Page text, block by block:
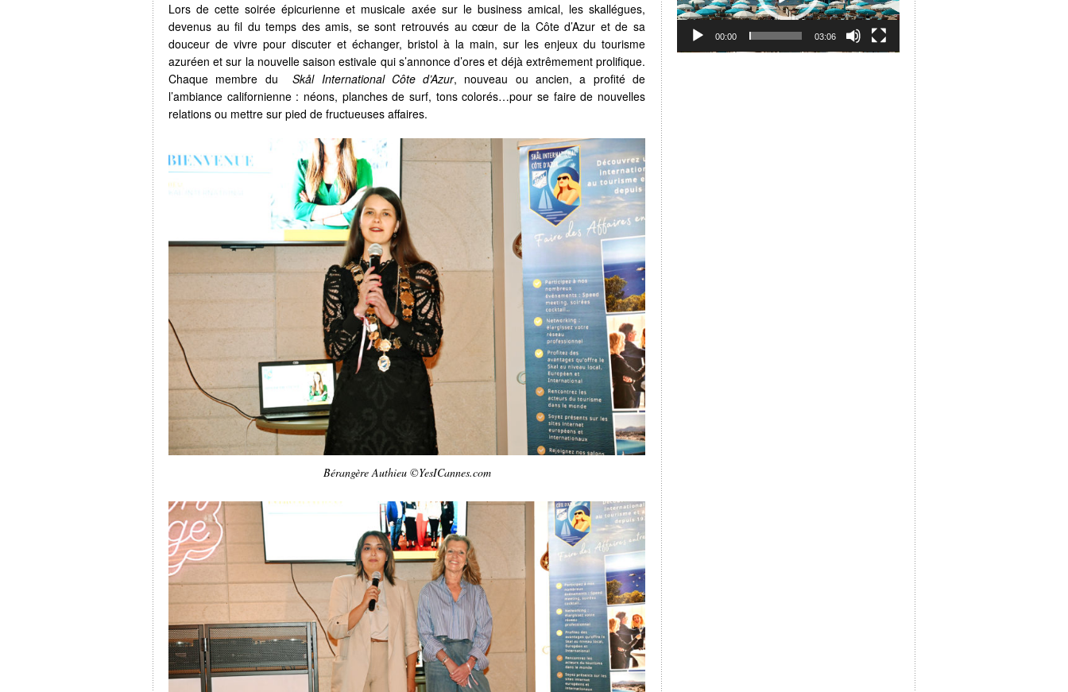
Lors de cette soirée épicurienne et musicale axée sur le business amical, les skallégues,
devenus au fil du temps des amis, se sont retrouvés au cœur de la Côte d’Azur et de sa
douceur de vivre pour discuter et échanger, bristol à la main, sur les enjeux du tourisme
azuréen et sur la nouvelle saison estivale qui s’annonce d’ores et déjà extrêmement prolifique.
Chaque membre duSkål International Côte d’Azur, nouveau ou ancien, a profité de
l’ambiance californienne : néons, planches de surf, tons colorés…pour se faire de nouvelles
relations ou mettre sur pied de fructueuses affaires.
Bérangère Authieu ©YesICannes.com
00:00 03:06